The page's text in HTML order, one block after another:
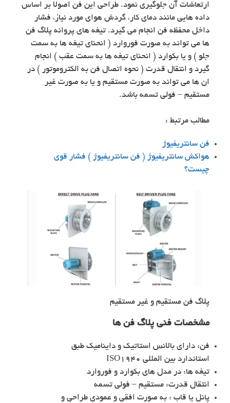
ارتعاشات آن جلوگیری نمود. طراحی این فن اصولا بر اساس
داده هایی مانند دمای کار، گردش هوای مورد نیاز، فشار
داخل محفظه فن انجام می گیرد. تیغه های پروانه پلاگ فن
ها می تواند به صورت فوروارد ( انحنای تیغه ها به سمت
جلو ) و یا بکوارد ( انحنای تیغه ها به سمت عقب ) انجام
گیرد و انتقال قدرت ( نحوه اتصال فن به الکتروموتور ) در
ان ها می تواند به صورت مستقیم و یا به صورت غیر
مستقیم – فولی تسمه باشد.
مطالب مرتبط :
فن سانتریفیوژ
هواکش سانتریفیوژ ( فن سانتریفیوژ ) فشار قوی
چیست؟
پلاگ فن مستقیم و غیر مستقیم
مشخصات فنی پلاگ فن ها
فن: دارای بالانس استاتیک و داینامیک طبق
استاندارد بین المللی ISO1940
تیغه ها: در مدل های بکوارد و فوروارد
انتقال قدرت: مستقیم – فولی تسمه
پانل یا قاب : به صورت افقی و عمودی طراحی و